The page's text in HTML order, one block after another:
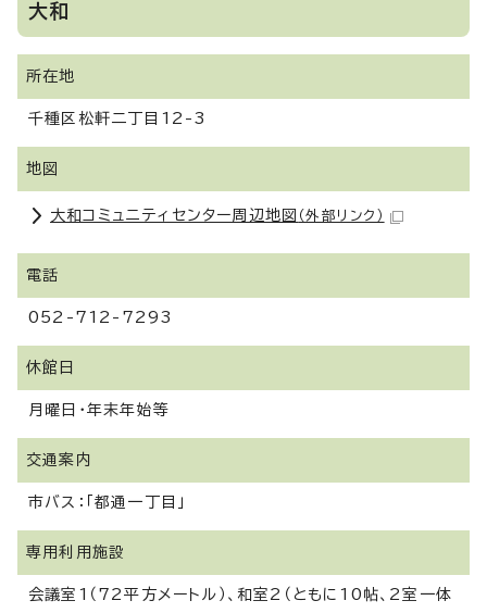
大和
所在地
千種区松軒二丁目12-3
地図
大和コミュニティセンター周辺地図 （外部リンク）
電話
052-712-7293
休館日
月曜日・年末年始等
交通案内
市バス：「都通一丁目」
専用利用施設
会議室1（72平方メートル）、和室2（ともに10帖、2室一体